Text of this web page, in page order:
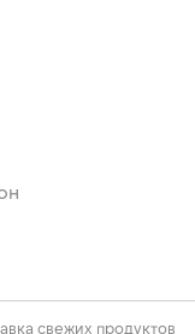
свежих продуктов